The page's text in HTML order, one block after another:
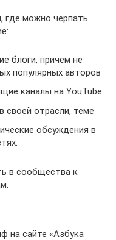
где можно черпать
блоги, причем не
популярных авторов
каналы на YouTube
своей отрасли, теме
обсуждения в
в сообщества к
на сайте «Азбука